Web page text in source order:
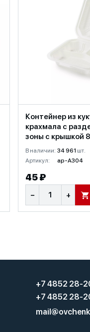
Контейнер из
крахмала с
зоны с крышкой
В наличии: 34 961 шт.
Артикул:
ap-A304
45 ₽
− + В
+7 4852 28-
+7 4852 28-